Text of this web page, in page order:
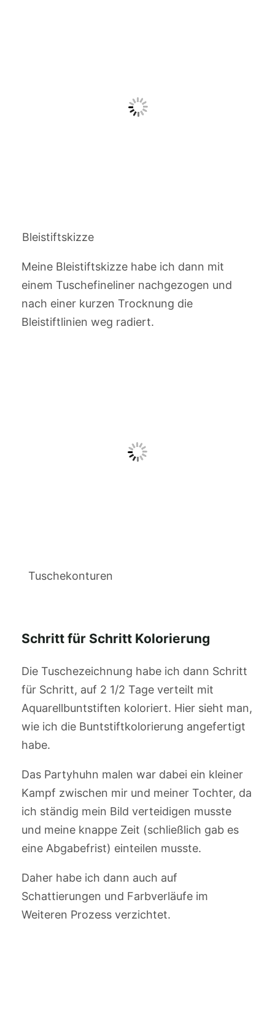
Bleistiftskizze
Meine Bleistiftskizze habe ich dann mit
einem Tuschefineliner nachgezogen und
nach einer kurzen Trocknung die
Bleistiftlinien weg radiert.
Tuschekonturen
Schritt für Schritt Kolorierung
Die Tuschezeichnung habe ich dann Schritt
für Schritt, auf 2 1/2 Tage verteilt mit
Aquarellbuntstiften koloriert. Hier sieht man,
wie ich die Buntstiftkolorierung angefertigt
habe.
Das Partyhuhn malen war dabei ein kleiner
Kampf zwischen mir und meiner Tochter, da
ich ständig mein Bild verteidigen musste
und meine knappe Zeit (schließlich gab es
eine Abgabefrist) einteilen musste.
Daher habe ich dann auch auf
Schattierungen und Farbverläufe im
Weiteren Prozess verzichtet.